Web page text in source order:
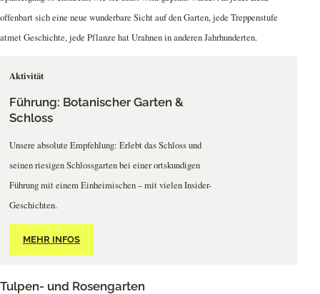
offenbart sich eine neue wunderbare Sicht auf den Garten, jede Treppenstufe
atmet Geschichte, jede Pflanze hat Urahnen in anderen Jahrhunderten.
Aktivität
Führung: Botanischer Garten &
Schloss
Unsere absolute Empfehlung: Erlebt das Schloss und
seinen riesigen Schlossgarten bei einer ortskundigen
Führung mit einem Einheimischen – mit vielen Insider-
Geschichten.
MEHR INFOS
Tulpen- und Rosengarten